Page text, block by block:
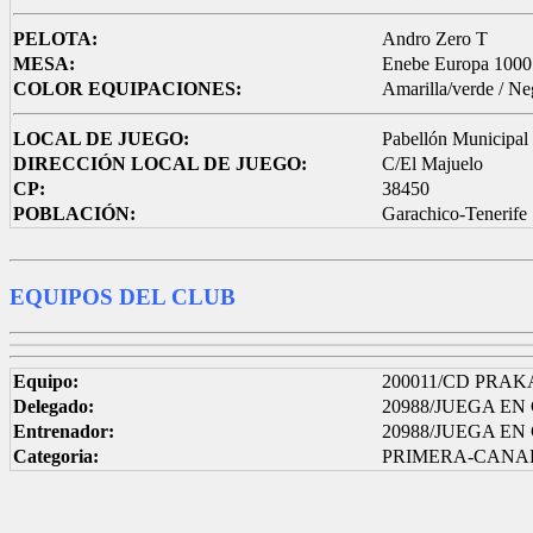
PELOTA:
Andro Zero T
MESA:
Enebe Europa
COLOR EQUIPACIONES:
Amarilla/verde /
LOCAL DE JUEGO:
Pabellón Municipal
DIRECCIÓN LOCAL DE JUEGO:
C/El Majuelo
CP:
38450
POBLACIÓN:
Garachico-Tenerife
EQUIPOS DEL CLUB
Equipo:
200011/CD
Delegado:
20988/JUEGA
Entrenador:
20988/JUEGA
Categoria:
PRIMERA-